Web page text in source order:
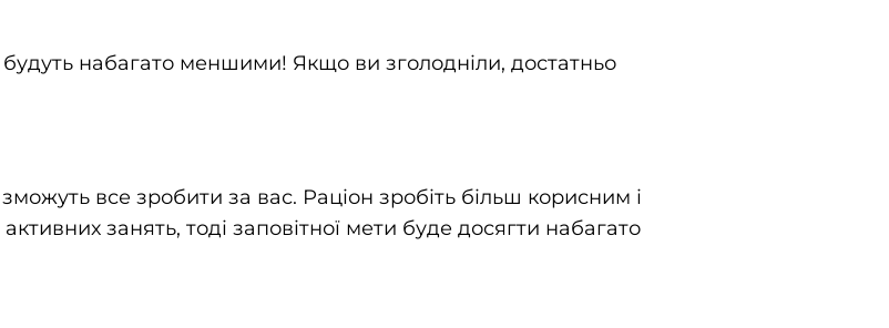
набагато меншими! Якщо ви зголодніли, достатньо
все зробити за вас. Раціон зробіть більш корисним і
занять, тоді заповітної мети буде досягти набагато